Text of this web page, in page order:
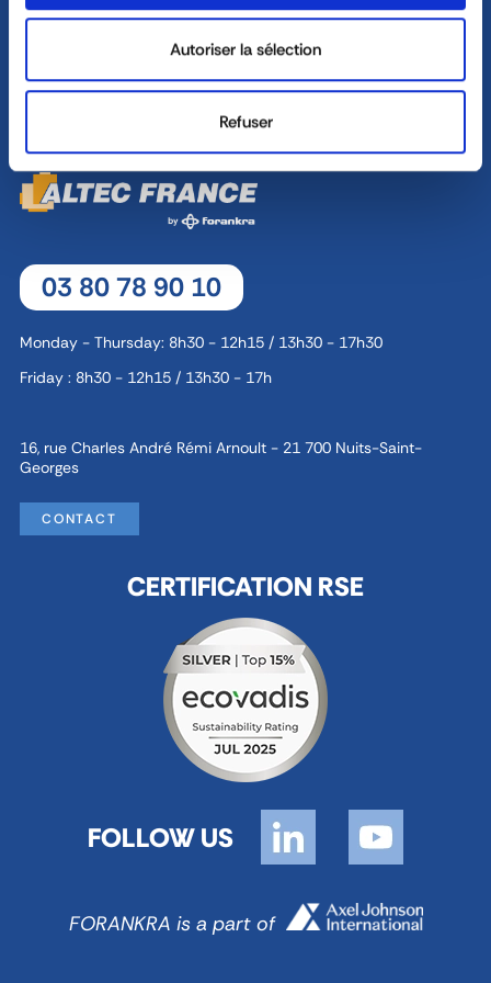
Autoriser la sélection
Refuser
CONTACT
03 80 78 90 10
Monday - Thursday: 8h30 - 12h15 / 13h30 - 17h30
Friday : 8h30 - 12h15 / 13h30 - 17h
16, rue Charles André Rémi Arnoult - 21 700 Nuits-Saint-
Georges
CONTACT
CERTIFICATION RSE
FOLLOW US
FORANKRA is a part of